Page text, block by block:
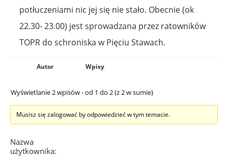
potłuczeniami nic jej się nie stało. Obecnie (ok
22.30- 23.00) jest sprowadzana przez ratowników
TOPR do schroniska w Pięciu Stawach.
Autor Wpisy
Wyświetlanie 2 wpisów - od 1 do 2 (z 2 w sumie)
Musisz się zalogować by odpowiedzieć w tym temacie.
Nazwa
użytkownika: